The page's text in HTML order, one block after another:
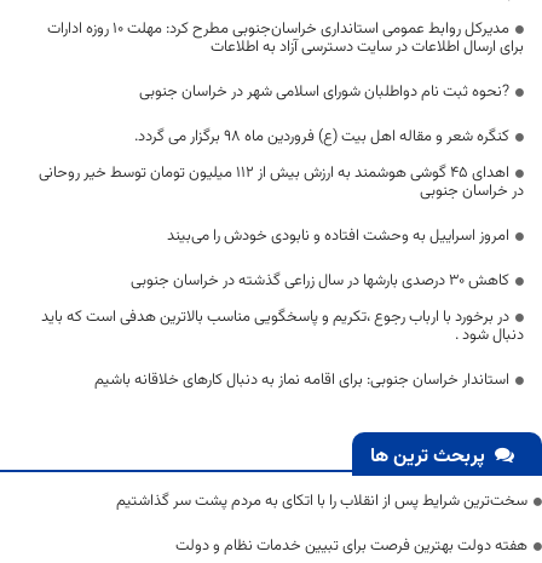
مدیرکل روابط عمومی استانداری خراسان‌جنوبی مطرح کرد: مهلت ۱۰ روزه ادارات
برای ارسال اطلاعات در سایت دسترسی آزاد به اطلاعات
?نحوه ثبت نام دواطلبان شورای اسلامی شهر در خراسان جنوبی
کنگره شعر و مقاله اهل بیت (ع) فروردین ماه ۹۸ برگزار می گردد.
اهدای 45 گوشی هوشمند به ارزش بیش از 112 میلیون تومان توسط خیر روحانی
در خراسان جنوبی
امروز اسراییل به وحشت افتاده و نابودی خودش را می‌بیند
کاهش 30 درصدی بارشها در سال زراعی گذشته در خراسان جنوبی
در برخورد با ارباب رجوع ،تکریم و پاسخگویی مناسب بالاترین هدفی است که باید
دنبال شود .
استاندار خراسان جنوبی: برای اقامه نماز به دنبال کارهای خلاقانه باشیم
پربحث ترین ها
سخت‌ترین شرایط پس از انقلاب را با اتکای به مردم پشت سر گذاشتیم
هفته دولت بهترین فرصت برای تبیین خدمات نظام و دولت